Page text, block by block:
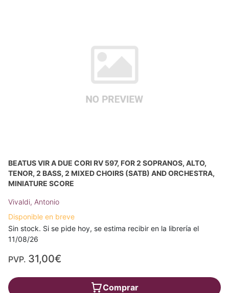
BEATUS VIR A DUE CORI RV 597, FOR 2 SOPRANOS, ALTO,
TENOR, 2 BASS, 2 MIXED CHOIRS (SATB) AND ORCHESTRA,
MINIATURE SCORE
Vivaldi, Antonio
Disponible en breve
Sin stock. Si se pide hoy, se estima recibir en la librería el
11/08/26
PVP. 31,00€
Comprar